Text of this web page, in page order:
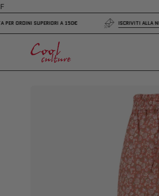
FSalta
contenuto
GRATUITA PER ORDINI SUPERIORI A 150€